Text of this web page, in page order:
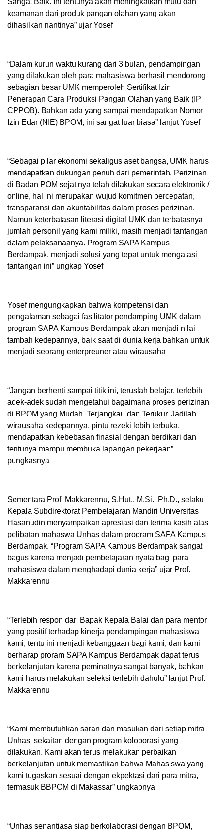
Sangat Baik. Ini tentunya akan meningkatkan mutu dan
keamanan dari produk pangan olahan yang akan
dihasilkan nantinya” ujar Yosef
“Dalam kurun waktu kurang dari 3 bulan, pendampingan
yang dilakukan oleh para mahasiswa berhasil mendorong
sebagian besar UMK memperoleh Sertifikat Izin
Penerapan Cara Produksi Pangan Olahan yang Baik (IP
CPPOB). Bahkan ada yang sampai mendapatkan Nomor
Izin Edar (NIE) BPOM, ini sangat luar biasa” lanjut Yosef
“Sebagai pilar ekonomi sekaligus aset bangsa, UMK harus
mendapatkan dukungan penuh dari pemerintah. Perizinan
di Badan POM sejatinya telah dilakukan secara elektronik /
online, hal ini merupakan wujud komitmen percepatan,
transparansi dan akuntabilitas dalam proses perizinan.
Namun keterbatasan literasi digital UMK dan terbatasnya
jumlah personil yang kami miliki, masih menjadi tantangan
dalam pelaksanaanya. Program SAPA Kampus
Berdampak, menjadi solusi yang tepat untuk mengatasi
tantangan ini” ungkap Yosef
Yosef mengungkapkan bahwa kompetensi dan
pengalaman sebagai fasilitator pendamping UMK dalam
program SAPA Kampus Berdampak akan menjadi nilai
tambah kedepannya, baik saat di dunia kerja bahkan untuk
menjadi seorang enterpreuner atau wirausaha
“Jangan berhenti sampai titik ini, teruslah belajar, terlebih
adek-adek sudah mengetahui bagaimana proses perizinan
di BPOM yang Mudah, Terjangkau dan Terukur. Jadilah
wirausaha kedepannya, pintu rezeki lebih terbuka,
mendapatkan kebebasan finasial dengan berdikari dan
tentunya mampu membuka lapangan pekerjaan”
pungkasnya
Sementara Prof. Makkarennu, S.Hut., M.Si., Ph.D., selaku
Kepala Subdirektorat Pembelajaran Mandiri Universitas
Hasanudin menyampaikan apresiasi dan terima kasih atas
pelibatan mahaswa Unhas dalam program SAPA Kampus
Berdampak. “Program SAPA Kampus Berdampak sangat
bagus karena menjadi pembelajaran nyata bagi para
mahasiswa dalam menghadapi dunia kerja” ujar Prof.
Makkarennu
“Terlebih respon dari Bapak Kepala Balai dan para mentor
yang positif terhadap kinerja pendampingan mahasiswa
kami, tentu ini menjadi kebanggaan bagi kami, dan kami
berharap proram SAPA Kampus Berdampak dapat terus
berkelanjutan karena peminatnya sangat banyak, bahkan
kami harus melakukan seleksi terlebih dahulu” lanjut Prof.
Makkarennu
“Kami membutuhkan saran dan masukan dari setiap mitra
Unhas, sekaitan dengan program koloborasi yang
dilakukan. Kami akan terus melakukan perbaikan
berkelanjutan untuk memastikan bahwa Mahasiswa yang
kami tugaskan sesuai dengan ekpektasi dari para mitra,
termasuk BBPOM di Makassar” ungkapnya
“Unhas senantiasa siap berkolaborasi dengan BPOM,